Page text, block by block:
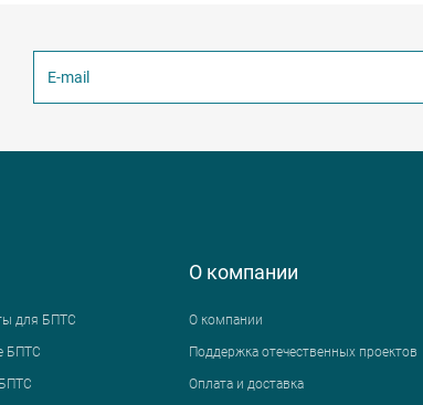
для БПТС
БПТС
О компании
О компании
Поддержка отечественных проектов
Оплата и доставка